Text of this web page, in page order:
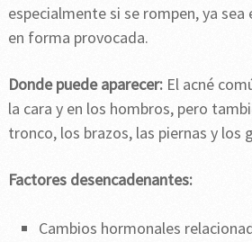
especialmente si se rompen, ya
en forma provocada.
Donde puede aparecer:El acné
la cara y en los hombros, pero
tronco, los brazos, las piernas y los
Factores desencadenantes:
Cambios hormonales